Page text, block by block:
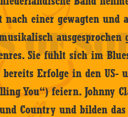
einer gewagten und
ausgesprochen
Sie fühlt sich im
Erfolge in den US-
You“) feiern. Johnny
Country und bilden das